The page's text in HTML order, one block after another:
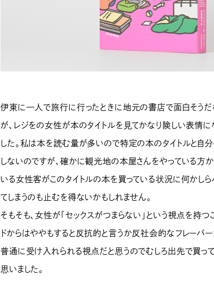
伊東に一人で旅行に行ったときに地元の書店で面白そうだ
が、レジをの女性が本のタイトルを見てかなり険しい表情
した。私は本を読む量が多いので特定の本のタイトルと自
しないのですが、確かに観光地の本屋さんをやっている方
いる女性客がこのタイトルの本を買っている状況に何かしら
てしまうのも止むを得ないかもしれません。
そもそも、女性が「セックスがつまらない」という視点を持
ドからはややもすると反抗的と言うか反社会的なフレーバー
普通に受け入れられる視点だと思うのでむしろ出先で買っ
思いました。